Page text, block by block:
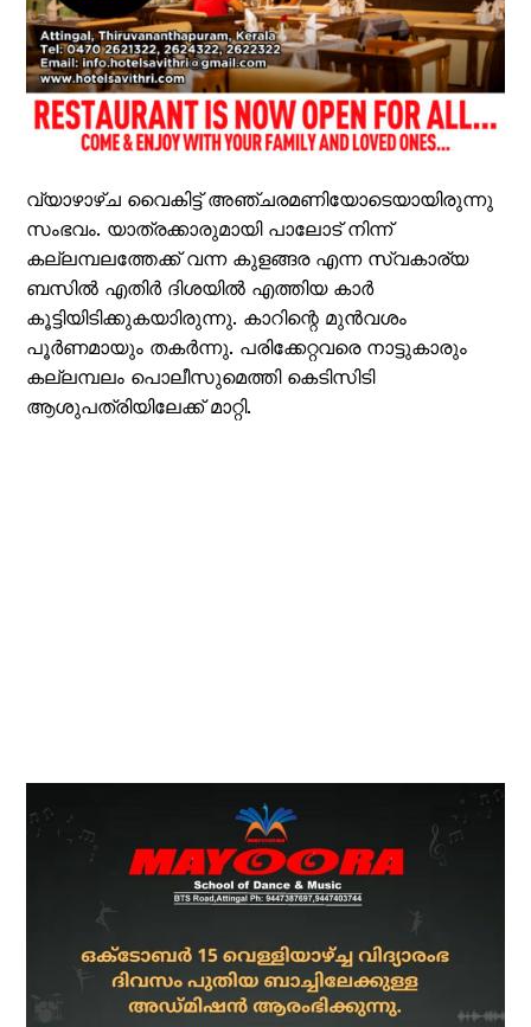
വ്യാഴാഴ്ച വൈകിട്ട് അഞ്ചരമണിയോടെയായിരുന്നു
സംഭവം. യാത്രക്കാരുമായി പാലോട് നിന്ന്
കല്ലമ്പലത്തേക്ക് വന്ന കുളങ്ങര എന്ന സ്വകാര്യ
ബസിൽ എതിർ ദിശയിൽ എത്തിയ കാർ
കൂട്ടിയിടിക്കുകയാിരുന്നു. കാറിന്റെ മുൻവശം
പൂർണമായും തകർന്നു. പരിക്കേറ്റവരെ നാട്ടുകാരും
കല്ലമ്പലം പൊലീസുമെത്തി കെടിസിടി
ആശുപത്രിയിലേക്ക് മാറ്റി.